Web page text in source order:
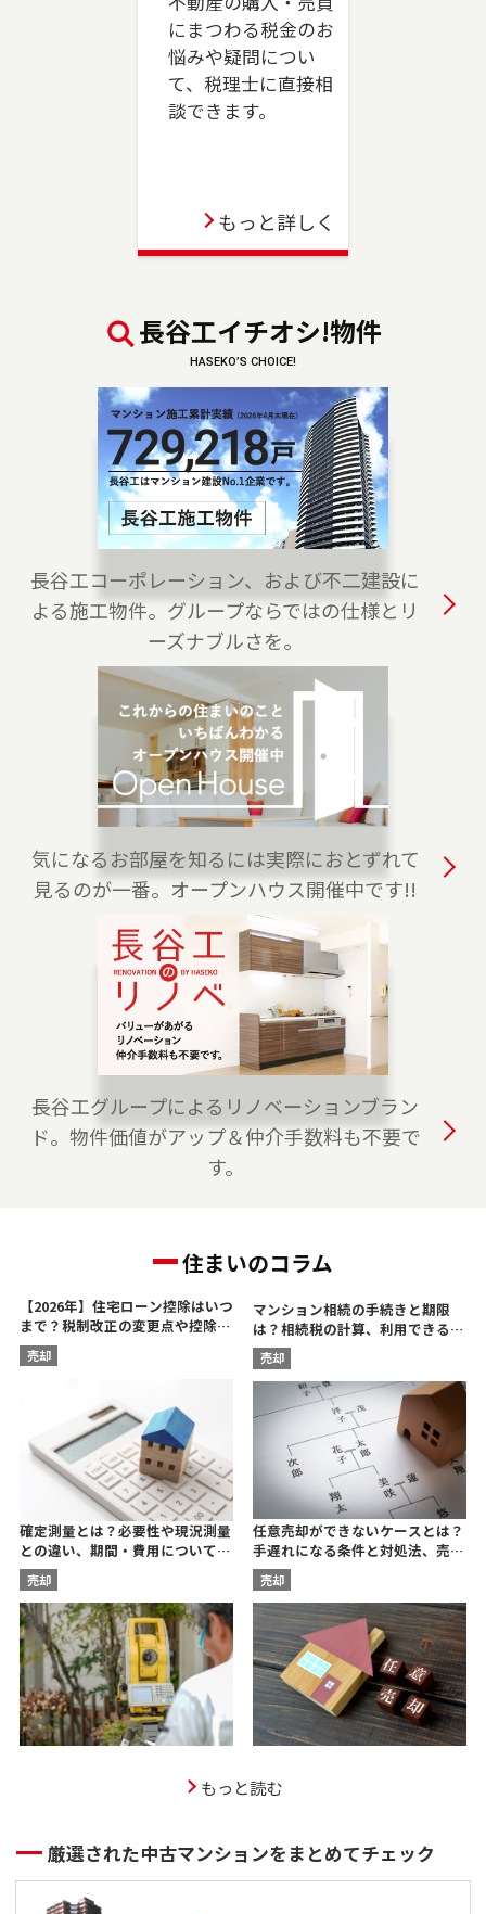
売却、ご購入をご検討の方は、是非ご相談くだ
さい。フリーダイアル（0120-039-845）よりお
のお住まいのご売却、 ご購入をご検討の方は、
是非ご相談ください。 フリーダイアル（0120-
2023-04-06
板橋店が移転のうえ、池袋センターとしてオープ
ンしました。豊島区・板橋区・文京区のお住ま
いのご売却、 ご購入をご検討の方は、是非ご相
談ください。 フリーダイアル（0120-875-101）
よりお気軽にどうぞ！
2023-04-01
白金高輪センターをオープンしました。港区・
渋谷区・目黒区でお住まいのご売却、 ご購入を
ご検討の方は、是非ご相談ください。 フリーダ
イアル（0120-875-170）よりお気軽にどうぞ！
2023-04-01
練馬店をオープンしました。練馬区、西東京
市・東久留米市・清瀬市（一部）でお住まいの
ご売却、 ご購入をご検討の方は、是非ご相談く
ださい。 フリーダイアル（0120-228-875）より
お気軽にどうぞ！
2023-04-01
上野センターをオープンしました。台東区全
域、葛飾区・荒川区・千代田区・文京区（一
部）でお住まいのご売却、 ご購入をご検討の方
は、是非ご相談ください。 フリーダイアル
（0120-315-875）よりお気軽にどうぞ！
2023-04-01
おおたかの森プロジェクトチームを開設しまし
た。 つくばエクスプレス線・JR武蔵野線の流山
市、柏市、野田市、つくば市、守谷市でお住ま
いのご売却、 ご購入をご検討の方は、是非ご相
にまつわる税金のお
悩みや疑問につい
て、税理士に直接相
談できます。
もっと詳しく
長谷工イチオシ!物件
HASEKO’S CHOICE!
長谷工コーポレーション、および不二建設に
よる施工物件。グループならではの仕様とリ
ーズナブルさを。
気になるお部屋を知るには実際におとずれて
見るのが一番。オープンハウス開催中です!!
長谷工グループによるリノベーションブラン
ド。物件価値がアップ＆仲介手数料も不要で
す。
住まいのコラム
【2026年】住宅ローン控除はいつ
まで？税制改正の変更点や控除額
を解説
売却
マンション相続の手続きと期限
は？相続税の計算、利用できる控
除を解説
売却
確定測量とは？必要性や現況測量
との違い、期間・費用について宅
建士が解説
売却
任意売却ができないケースとは？
手遅れになる条件と対処法、売却
後の残債についても解説
売却
もっと読む
厳選された中古マンションをまとめてチェック